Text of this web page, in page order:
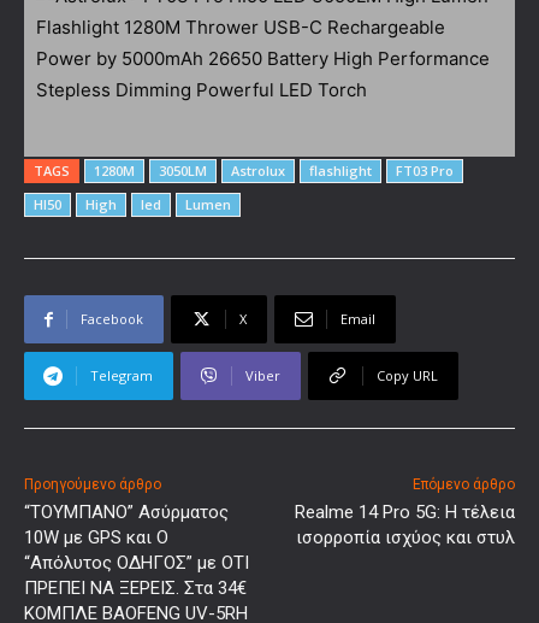
TAGS 1280M 3050LM Astrolux flashlight
FT03 Pro
HI50
High led Lumen
Facebook X Email
Telegram Viber Copy URL
Προηγούμενο άρθρο
“ΤΟΥΜΠΑΝΟ” Ασύρματος
10W με GPS και Ο
“Απόλυτος ΟΔΗΓΟΣ” με ΟΤΙ
ΠΡΕΠΕΙ ΝΑ ΞΕΡΕΙΣ. Στα 34€
ΚΟΜΠΛΕ BAOFENG UV-5RH
Επόμενο άρθρο
Realme 14 Pro 5G: Η τέλεια
ισορροπία ισχύος και στυλ